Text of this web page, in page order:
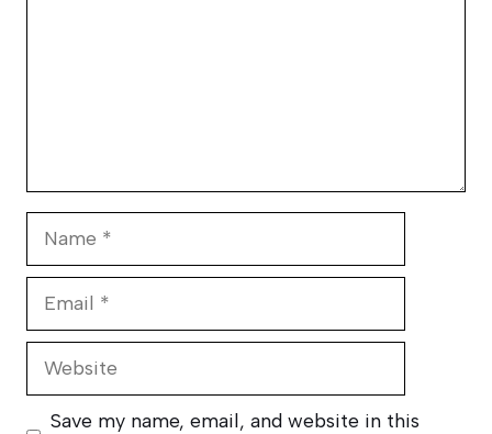
Website
Save my name, email, and website in this